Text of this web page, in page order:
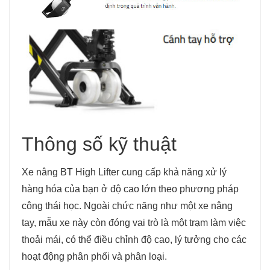
Thông số kỹ thuật
Xe nâng BT High Lifter cung cấp khả năng xử lý
hàng hóa của bạn ở độ cao lớn theo phương pháp
công thái học. Ngoài chức năng như một xe nâng
tay, mẫu xe này còn đóng vai trò là một trạm làm việc
thoải mái, có thể điều chỉnh độ cao, lý tưởng cho các
hoạt động phân phối và phân loại.